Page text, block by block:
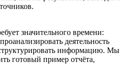
значительного времени:
деятельность
информацию. Мы
готовый пример отчёта,